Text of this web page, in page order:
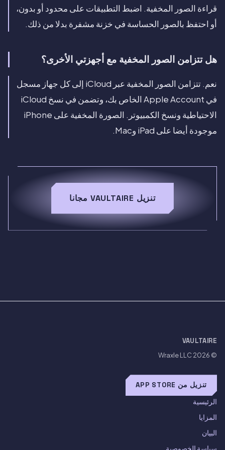
قراءة الصور المخفية. اضبط التطبيقات على محدود أو بدون،
أو احتفظ بالصور الحساسة في خزنة مشفرة بدلا من ذلك.
هل تتزامن الصور المخفية مع أجهزتي الأخرى؟
نعم. تتزامن الصور المخفية عبر iCloud إلى كل جهاز مسجل
في Apple Account الخاص بك، وتضمن في نسخ iCloud
الاحتياطية ونسخ الكمبيوتر. الصورة المخفية على iPhone
موجودة أيضا على iPad وMac.
تنزيل VAULTAIRE مجانا
VAULTAIRE
© 2026
Wraxle LLC
تنزيل من APP STORE
الرئيسية
المزايا
البيان
سياسة الخصوصية